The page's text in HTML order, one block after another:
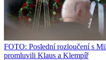
FOTO: Poslední rozloučení s
promluvili Klaus a Klempíř